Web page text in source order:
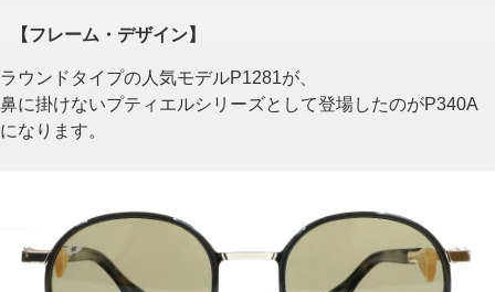
【フレーム・デザイン】
ラウンドタイプの人気モデルP1281が、
鼻に掛けないプティエルシリーズとして登場したのがP340A
になります。